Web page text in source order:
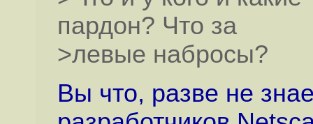
пардон? Что за
>левые набросы?
Вы что, разве не